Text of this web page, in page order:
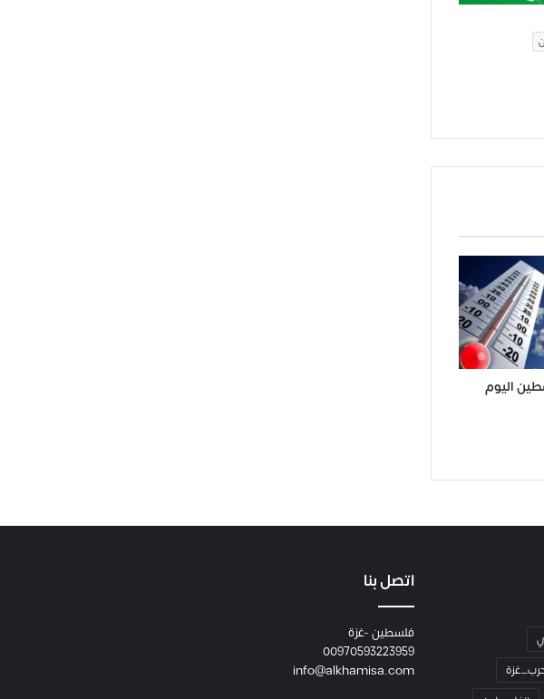
اليوم
اتصل بنا
فلسطين -غزة
00970593223959
info@alkhamisa.com